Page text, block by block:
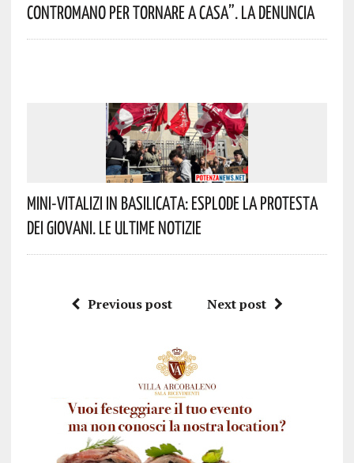
Contromano Per Tornare A Casa”. La Denuncia
Mini-Vitalizi In Basilicata: Esplode La Protesta
Dei Giovani. Le Ultime Notizie
Previous post Next post